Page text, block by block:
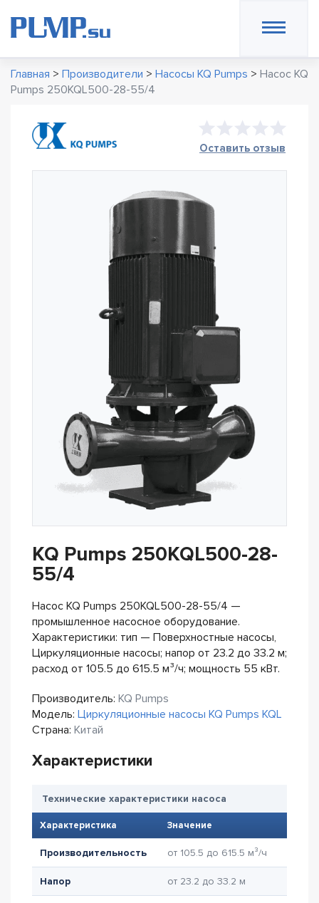
Главная > Производители > Насосы KQ Pumps > Насос KQ
Pumps 250KQL500-28-55/4
Оставить отзыв
KQ Pumps 250KQL500-28-
55/4
Насос KQ Pumps 250KQL500-28-55/4 —
промышленное насосное оборудование.
Характеристики: тип — Поверхностные насосы,
Циркуляционные насосы; напор от 23.2 до 33.2 м;
расход от 105.5 до 615.5 м³/ч; мощность 55 кВт.
Производитель: KQ Pumps
Модель: Циркуляционные насосы KQ Pumps KQL
Страна: Китай
Характеристики
Технические характеристики насоса
Характеристика Значение
Производительность от 105.5 до 615.5 м³/ч
Напор от 23.2 до 33.2 м